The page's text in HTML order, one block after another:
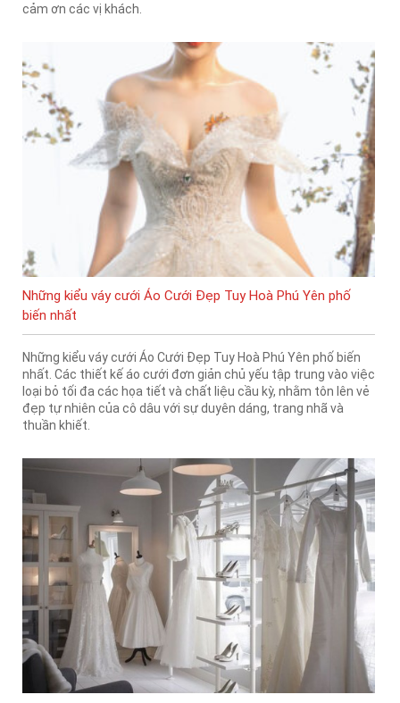
cảm ơn các vị khách.
Những kiểu váy cưới Áo Cưới Đẹp Tuy Hoà Phú Yên phố
biến nhất
Những kiểu váy cưới Áo Cưới Đẹp Tuy Hoà Phú Yên phố biến
nhất. Các thiết kế áo cưới đơn giản chủ yếu tập trung vào việc
loại bỏ tối đa các họa tiết và chất liệu cầu kỳ, nhằm tôn lên vẻ
đẹp tự nhiên của cô dâu với sự duyên dáng, trang nhã và
thuần khiết.